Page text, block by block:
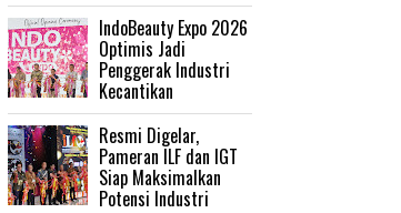
IndoBeauty Expo 2026
Optimis Jadi
Penggerak Industri
Kecantikan
Resmi Digelar,
Pameran ILF dan IGT
Siap Maksimalkan
Potensi Industri